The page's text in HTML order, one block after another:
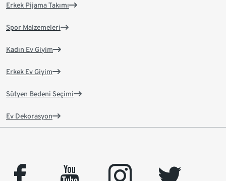
Erkek Pijama Takımı
Spor Malzemeleri
Kadın Ev Giyim
Erkek Ev Giyim
Sütyen Bedeni Seçimi
Ev Dekorasyon